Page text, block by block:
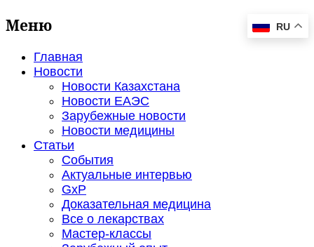
Меню
Главная
Новости
Новости Казахстана
Новости ЕАЭС
Зарубежные новости
Новости медицины
Статьи
События
Актуальные интервью
GxP
Доказательная медицина
Все о лекарствах
Мастер-классы
RU